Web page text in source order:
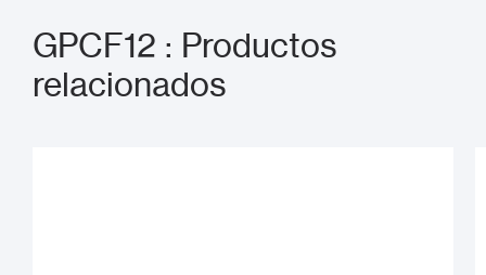
GPCF12 : Productos
relacionados